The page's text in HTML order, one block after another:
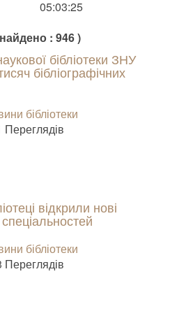
05:03:25
: 946 )
бібліотеки ЗНУ
бібліографічних
бібліотеки
Пере­гля­дів
відкрили нові
бібліотеки
Пере­гля­дів